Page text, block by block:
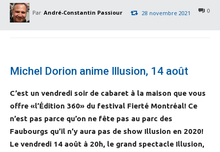
Par André-Constantin Passiour 0
28 novembre 2021
Michel Dorion anime Illusion, 14 août
C’est un vendredi soir de cabaret à la maison que vous
offre «l’Édition 360» du festival Fierté Montréal! Ce
n’est pas parce qu’on ne fête pas au parc des
Faubourgs qu’il n’y aura pas de show Illusion en 2020!
Le vendredi 14 août à 20h, le grand spectacle Illusion,